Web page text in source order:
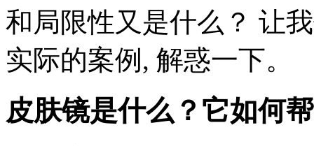
和局限性又是什么？ 让
实际的案例, 解惑一下。
皮肤镜是什么？它如何